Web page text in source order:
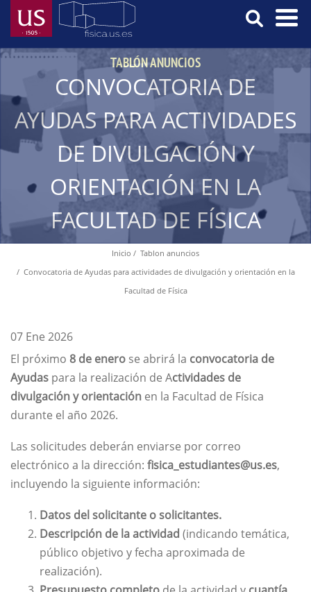
Pasar
contenido
Menú
Principal
TABLÓN ANUNCIOS
CONVOCATORIA DE
AYUDAS PARA ACTIVIDADES
DE DIVULGACIÓN Y
ORIENTACIÓN EN LA
FACULTAD DE FÍSICA
de
Inicio
Tablon anuncios
Convocatoria de Ayudas para actividades de divulgación y orientación en la
Facultad de Física
07 Ene 2026
El próximo 8 de enero se abrirá la convocatoria de
Ayudas para la realización de Actividades de
divulgación y orientación en la Facultad de Física
durante el año 2026.
Las solicitudes deberán enviarse por correo
electrónico a la dirección: fisica_estudiantes@us.es,
incluyendo la siguiente información:
Datos del solicitante o solicitantes.
Descripción de la actividad (indicando temática,
público objetivo y fecha aproximada de
realización).